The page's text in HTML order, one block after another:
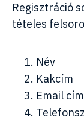
Regisztráció
tételes
Név
Kakcím
Email cím